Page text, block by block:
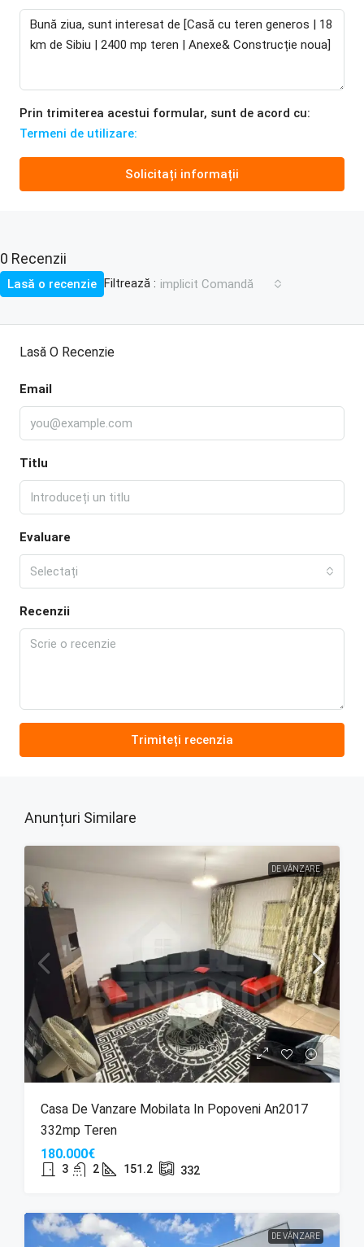
Prin trimiterea acestui formular, sunt de acord cu:
Termeni de utilizare:
Solicitați informații
0 Recenzii
Filtrează : implicit Comandă
Lasă o recenzie
Lasă O Recenzie
Email
Titlu
Evaluare
Selectați
Recenzii
Trimiteți recenzia
Anunțuri Similare
DE VÂNZARE
Casa De Vanzare Mobilata In Popoveni An2017
332mp Teren
180.000€
3 2 151.2 332
DE VÂNZARE